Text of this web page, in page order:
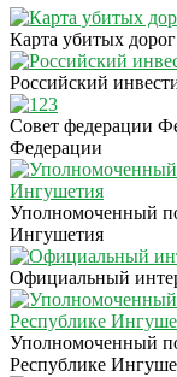
Карта убитых дорог
Российский
Совет федерации
Федерации
Уполномоченный
Ингушетия
Официальный
Уполномоченный
Республике